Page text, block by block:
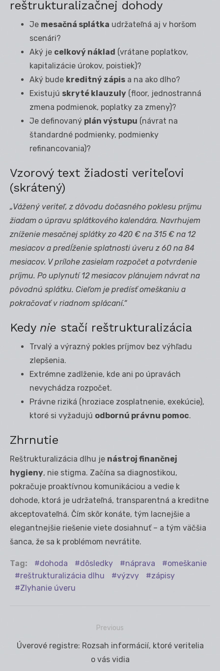
reštrukturalizačnej dohody
Je mesačná splátka udržateľná aj v horšom
scenári?
Aký je celkový náklad (vrátane poplatkov,
kapitalizácie úrokov, poistiek)?
Aký bude kreditný zápis a na ako dlho?
Existujú skryté klauzuly (floor, jednostranná
zmena podmienok, poplatky za zmeny)?
Je definovaný plán výstupu (návrat na
štandardné podmienky, podmienky
refinancovania)?
Vzorový text žiadosti veriteľovi
(skrátený)
„Vážený veriteľ, z dôvodu dočasného poklesu príjmu
žiadam o úpravu splátkového kalendára. Navrhujem
zníženie mesačnej splátky zo 420 € na 315 € na 12
mesiacov a predĺženie splatnosti úveru z 60 na 84
mesiacov. V prílohe zasielam rozpočet a potvrdenie
príjmu. Po uplynutí 12 mesiacov plánujem návrat na
pôvodnú splátku. Cieľom je predísť omeškaniu a
pokračovať v riadnom splácaní.“
Kedy nie stačí reštrukturalizácia
Trvalý a výrazný pokles príjmov bez výhľadu
zlepšenia.
Extrémne zadlženie, kde ani po úpravách
nevychádza rozpočet.
Právne riziká (hroziace zosplatnenie, exekúcie),
ktoré si vyžadujú odbornú právnu pomoc.
Zhrnutie
Reštrukturalizácia dlhu je nástroj finančnej
hygieny, nie stigma. Začína sa diagnostikou,
pokračuje proaktívnou komunikáciou a vedie k
dohode, ktorá je udržateľná, transparentná a kreditne
akceptovateľná. Čím skôr konáte, tým lacnejšie a
elegantnejšie riešenie viete dosiahnuť – a tým väčšia
šanca, že sa k problémom nevrátite.
Tag: dohoda dôsledky náprava
omeškanie
reštrukturalizácia dlhu
výzvy
zápisy
Zlyhanie úveru
Navigácia
Previous
Previous
Úverové registre: Rozsah informácií, ktoré veritelia
o vás vidia